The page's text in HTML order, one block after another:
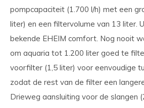
pompcapaciteit (1.700 l/h) met een
liter) en een filtervolume van 13 liter.
bekende EHEIM comfort. Nog nooit
om aquaria tot 1.200 liter goed te
voorfilter (1,5 liter) voor eenvoudige
zodat de rest van de filter een
Drieweg aansluiting voor de slangen